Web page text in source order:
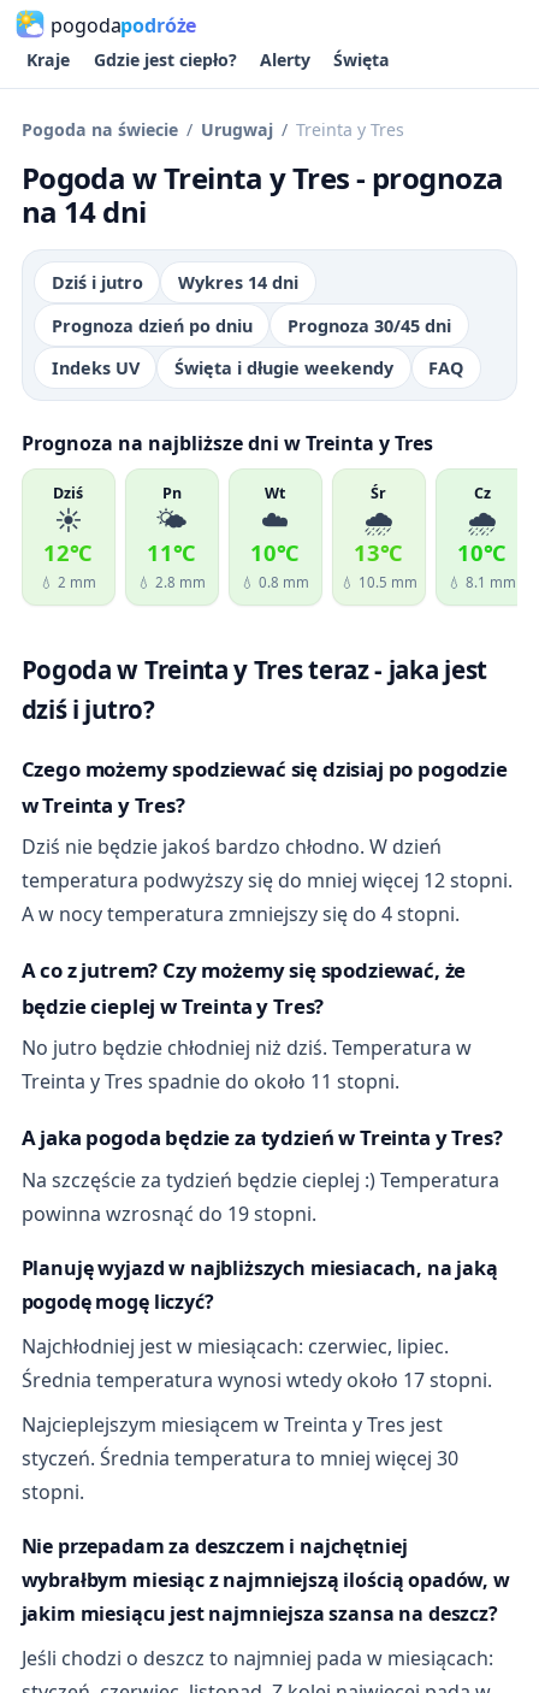
pogodapodróże
Kraje Gdzie jest ciepło? Alerty Święta
Pogoda na świecie Urugwaj Treinta y Tres
Pogoda w Treinta y Tres - prognoza
na 14 dni
Dziś i jutro
Wykres 14 dni
Prognoza dzień po dniu
Prognoza 30/45 dni
Indeks UV
Święta i długie weekendy FAQ
Prognoza na najbliższe dni w Treinta y Tres
Dziś
☀️
12℃
💧 2 mm
Pn
🌤️
11℃
💧 2.8 mm
Wt
☁️
10℃
💧 0.8 mm
Śr
🌧️
13℃
💧 10.5 mm
Cz
🌧️
10℃
💧 8.1 mm
Pogoda w Treinta y Tres teraz - jaka jest
dziś i jutro?
Czego możemy spodziewać się dzisiaj po pogodzie
w Treinta y Tres?
Dziś nie będzie jakoś bardzo chłodno. W dzień
temperatura podwyższy się do mniej więcej 12 stopni.
A w nocy temperatura zmniejszy się do 4 stopni.
A co z jutrem? Czy możemy się spodziewać, że
będzie cieplej w Treinta y Tres?
No jutro będzie chłodniej niż dziś. Temperatura w
Treinta y Tres spadnie do około 11 stopni.
A jaka pogoda będzie za tydzień w Treinta y Tres?
Na szczęście za tydzień będzie cieplej :) Temperatura
powinna wzrosnąć do 19 stopni.
Planuję wyjazd w najbliższych miesiacach, na jaką
pogodę mogę liczyć?
Najchłodniej jest w miesiącach: czerwiec, lipiec.
Średnia temperatura wynosi wtedy około 17 stopni.
Najcieplejszym miesiącem w Treinta y Tres jest
styczeń. Średnia temperatura to mniej więcej 30
stopni.
Nie przepadam za deszczem i najchętniej
wybrałbym miesiąc z najmniejszą ilością opadów, w
jakim miesiącu jest najmniejsza szansa na deszcz?
Jeśli chodzi o deszcz to najmniej pada w miesiącach: